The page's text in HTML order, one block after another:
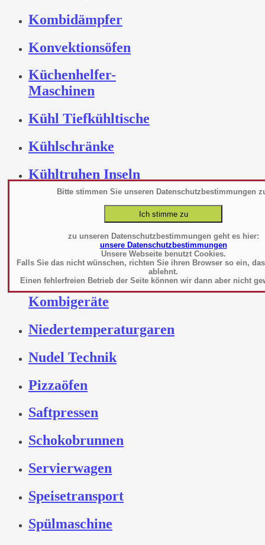
Bitte stimmen Sie unseren Datenschutzbestimmungen
zu unseren Datenschutzbestimmungen geht es hier:
unsere Datenschutzbestimmungen
Unsere Webseite benutzt Cookies.
Falls Sie das nicht wünschen, richten Sie ihren Browser so ein,
ablehnt.
Einen fehlerfreien Betrieb der Seite können wir dann aber nicht
Kombidämpfer
Konvektionsöfen
Küchenhelfer-
Maschinen
Kühl Tiefkühltische
Kühlschränke
Kühltruhen Inseln
Kühlwannen Platten
Lüftung
Mikrowelle
Kombigeräte
Niedertemperaturgaren
Nudel Technik
Pizzaöfen
Saftpressen
Schokobrunnen
Servierwagen
Speisetransport
Spülmaschine